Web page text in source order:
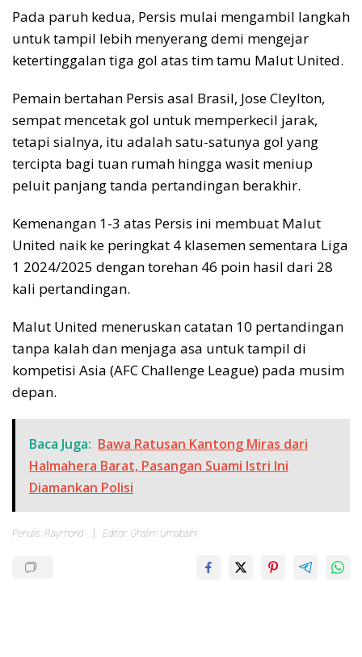
Pada paruh kedua, Persis mulai mengambil langkah
untuk tampil lebih menyerang demi mengejar
ketertinggalan tiga gol atas tim tamu Malut United.
Pemain bertahan Persis asal Brasil, Jose Cleylton,
sempat mencetak gol untuk memperkecil jarak,
tetapi sialnya, itu adalah satu-satunya gol yang
tercipta bagi tuan rumah hingga wasit meniup
peluit panjang tanda pertandingan berakhir.
Kemenangan 1-3 atas Persis ini membuat Malut
United naik ke peringkat 4 klasemen sementara Liga
1 2024/2025 dengan torehan 46 poin hasil dari 28
kali pertandingan.
Malut United meneruskan catatan 10 pertandingan
tanpa kalah dan menjaga asa untuk tampil di
kompetisi Asia (AFC Challenge League) pada musim
depan.
Baca Juga: Bawa Ratusan Kantong Miras dari
Halmahera Barat, Pasangan Suami Istri Ini
Diamankan Polisi
Penulis: Raymond Editor: Ghalim Umabaihi